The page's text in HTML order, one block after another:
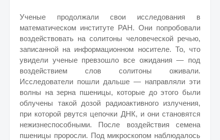
Ученые продолжали свои исследования в
математическом институте РАН. Они попробовали
воздействовать на солитоны человеческой речью,
записанной на информационном носителе. То, что
увидели ученые превзошло все ожидания — под
воздействием слов солитоны оживали.
Исследователи пошли дальше — направляли эти
волны на зерна пшеницы, которые до этого были
облучены такой дозой радиоактивного излучения,
при которой рвутся цепочки ДНК, и они становятся
нежизнеспособными. После воздействия семена
пшеницы проросли. Под микроскопом наблюдалось